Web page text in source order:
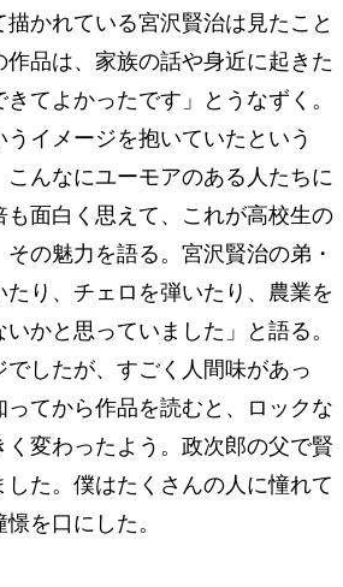
かれている宮沢賢治は見たこと
品は、家族の話や身近に起きた
てよかったです」とうなずく。
イメージを抱いていたという
んなにユーモアのある人たちに
面白く思えて、これが高校生の
の魅力を語る。宮沢賢治の弟・
り、チェロを弾いたり、農業を
かと思っていました」と語る。
したが、すごく人間味があっ
てから作品を読むと、ロックな
変わったよう。政次郎の父で賢
た。僕はたくさんの人に憧れて
を口にした。